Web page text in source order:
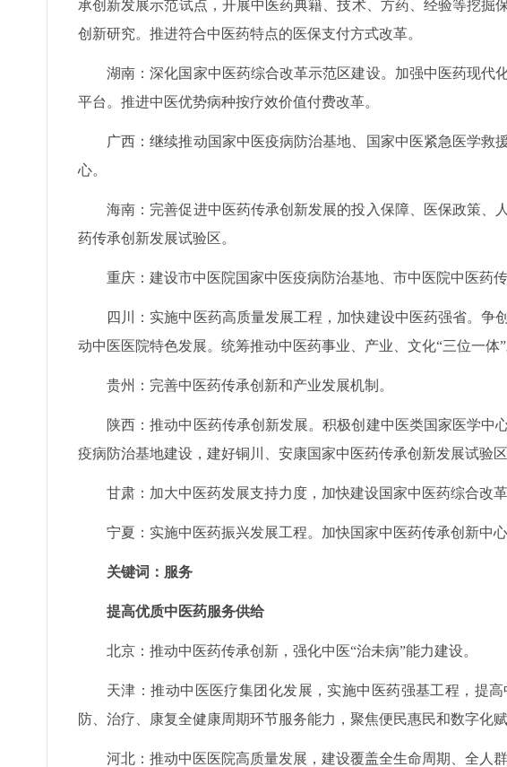
承创新发展示范试点，开展中医药典籍、技术、方药、经验等挖掘
创新研究。推进符合中医药特点的医保支付方式改革。
湖南：深化国家中医药综合改革示范区建设。加强中医药现代
平台。推进中医优势病种按疗效价值付费改革。
广西：继续推动国家中医疫病防治基地、国家中医紧急医学救
心。
海南：完善促进中医药传承创新发展的投入保障、医保政策、
药传承创新发展试验区。
重庆：建设市中医院国家中医疫病防治基地、市中医院中医药
四川：实施中医药高质量发展工程，加快建设中医药强省。争
动中医医院特色发展。统筹推动中医药事业、产业、文化“三位一体”
贵州：完善中医药传承创新和产业发展机制。
陕西：推动中医药传承创新发展。积极创建中医类国家医学中
疫病防治基地建设，建好铜川、安康国家中医药传承创新发展试验区
甘肃：加大中医药发展支持力度，加快建设国家中医药综合改
宁夏：实施中医药振兴发展工程。加快国家中医药传承创新中
关键词：服务
提高优质中医药服务供给
北京：推动中医药传承创新，强化中医“治未病”能力建设。
天津：推动中医医疗集团化发展，实施中医药强基工程，提
防、治疗、康复全健康周期环节服务能力，聚焦便民惠民和数字化
河北：推动中医医院高质量发展，建设覆盖全生命周期、全人